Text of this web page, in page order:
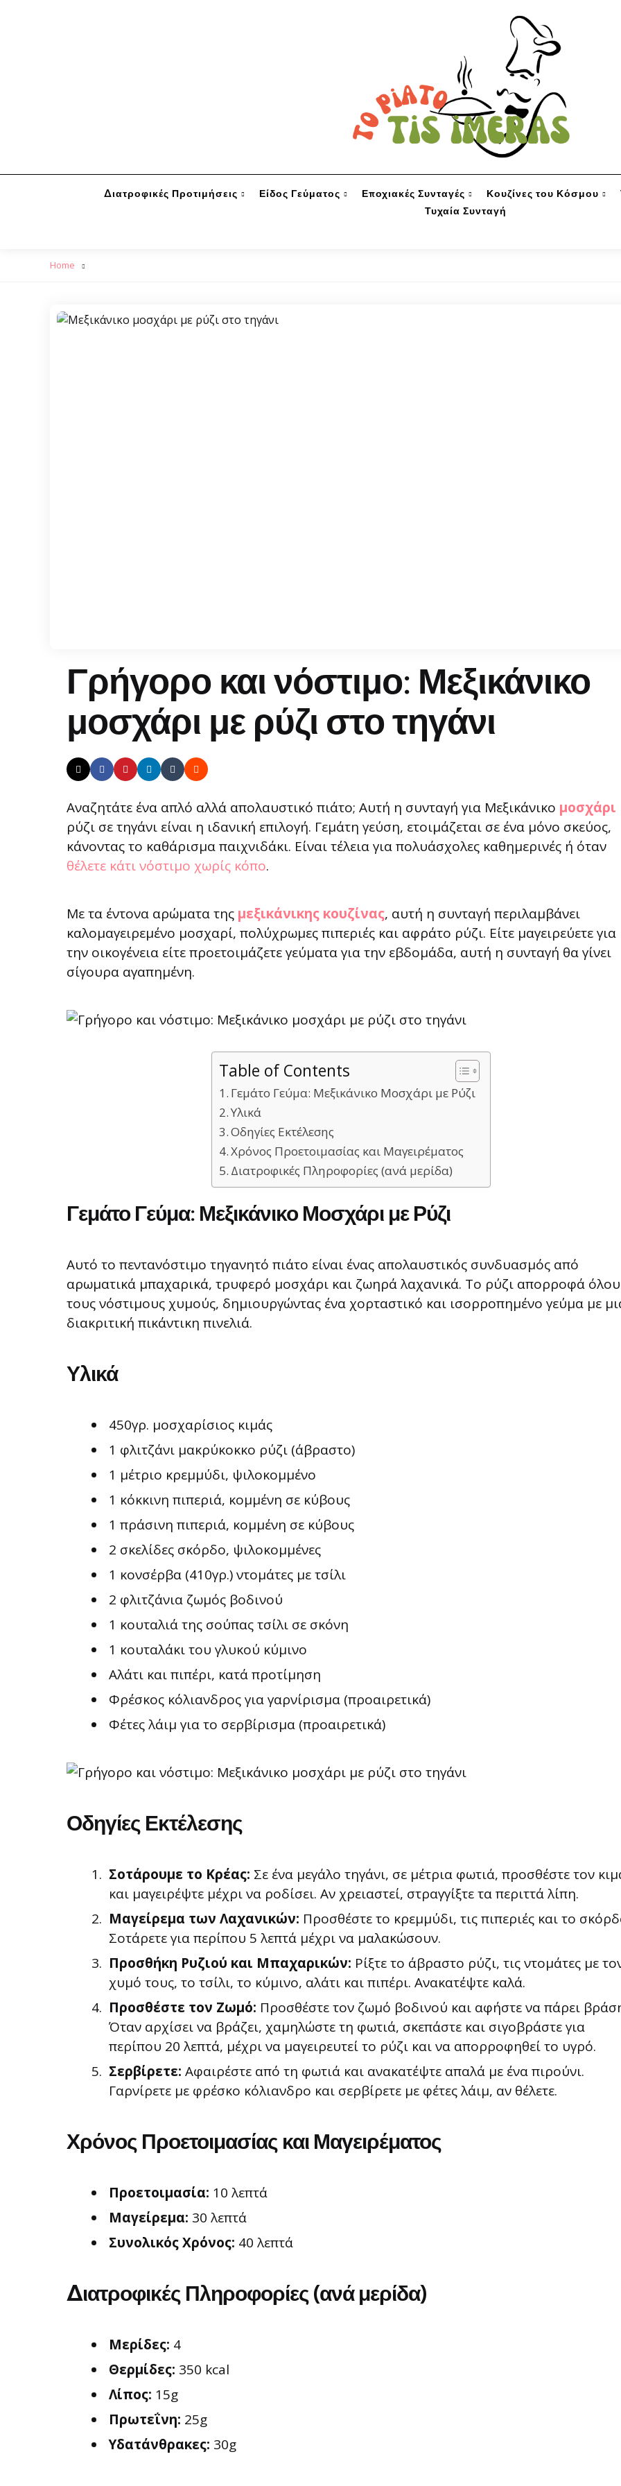
Διατροφικές Προτιμήσεις Είδος Γεύματος Εποχιακές Συνταγές Κουζίνες του Κόσμου
Τυχαία Συνταγή
Home
Γρήγορο και νόστιμο: Μεξικάνικο
μοσχάρι με ρύζι στο τηγάνι
Αναζητάτε ένα απλό αλλά απολαυστικό πιάτο; Αυτή η συνταγή για Μεξικάνικο μοσχάρι
ρύζι σε τηγάνι είναι η ιδανική επιλογή. Γεμάτη γεύση, ετοιμάζεται σε ένα μόνο σκεύος,
κάνοντας το καθάρισμα παιχνιδάκι. Είναι τέλεια για πολυάσχολες καθημερινές ή όταν
θέλετε κάτι νόστιμο χωρίς κόπο.
Με τα έντονα αρώματα της μεξικάνικης κουζίνας, αυτή η συνταγή περιλαμβάνει
καλομαγειρεμένο μοσχαρί, πολύχρωμες πιπεριές και αφράτο ρύζι. Είτε μαγειρεύετε για
την οικογένεια είτε προετοιμάζετε γεύματα για την εβδομάδα, αυτή η συνταγή θα γίνει
σίγουρα αγαπημένη.
Table of Contents
Γεμάτο Γεύμα: Μεξικάνικο Μοσχάρι με Ρύζι
Υλικά
Οδηγίες Εκτέλεσης
Χρόνος Προετοιμασίας και Μαγειρέματος
Διατροφικές Πληροφορίες (ανά μερίδα)
Γεμάτο Γεύμα: Μεξικάνικο Μοσχάρι με Ρύζι
Αυτό το πεντανόστιμο τηγανητό πιάτο είναι ένας απολαυστικός συνδυασμός από
αρωματικά μπαχαρικά, τρυφερό μοσχάρι και ζωηρά λαχανικά. Το ρύζι απορροφά
τους νόστιμους χυμούς, δημιουργώντας ένα χορταστικό και ισορροπημένο γεύμα με
διακριτική πικάντικη πινελιά.
Υλικά
450γρ. μοσχαρίσιος κιμάς
1 φλιτζάνι μακρύκοκκο ρύζι (άβραστο)
1 μέτριο κρεμμύδι, ψιλοκομμένο
1 κόκκινη πιπεριά, κομμένη σε κύβους
1 πράσινη πιπεριά, κομμένη σε κύβους
2 σκελίδες σκόρδο, ψιλοκομμένες
1 κονσέρβα (410γρ.) ντομάτες με τσίλι
2 φλιτζάνια ζωμός βοδινού
1 κουταλιά της σούπας τσίλι σε σκόνη
1 κουταλάκι του γλυκού κύμινο
Αλάτι και πιπέρι, κατά προτίμηση
Φρέσκος κόλιανδρος για γαρνίρισμα (προαιρετικά)
Φέτες λάιμ για το σερβίρισμα (προαιρετικά)
Οδηγίες Εκτέλεσης
Σοτάρουμε το Κρέας: Σε ένα μεγάλο τηγάνι, σε μέτρια φωτιά, προσθέστε τον
και μαγειρέψτε μέχρι να ροδίσει. Αν χρειαστεί, στραγγίξτε τα περιττά λίπη.
Μαγείρεμα των Λαχανικών: Προσθέστε το κρεμμύδι, τις πιπεριές και το
Σοτάρετε για περίπου 5 λεπτά μέχρι να μαλακώσουν.
Προσθήκη Ρυζιού και Μπαχαρικών: Ρίξτε το άβραστο ρύζι, τις ντομάτες με
χυμό τους, το τσίλι, το κύμινο, αλάτι και πιπέρι. Ανακατέψτε καλά.
Προσθέστε τον Ζωμό: Προσθέστε τον ζωμό βοδινού και αφήστε να πάρει
Όταν αρχίσει να βράζει, χαμηλώστε τη φωτιά, σκεπάστε και σιγοβράστε για
περίπου 20 λεπτά, μέχρι να μαγειρευτεί το ρύζι και να απορροφηθεί το υγρό.
Σερβίρετε: Αφαιρέστε από τη φωτιά και ανακατέψτε απαλά με ένα πιρούνι.
Γαρνίρετε με φρέσκο κόλιανδρο και σερβίρετε με φέτες λάιμ, αν θέλετε.
Χρόνος Προετοιμασίας και Μαγειρέματος
Προετοιμασία: 10 λεπτά
Μαγείρεμα: 30 λεπτά
Συνολικός Χρόνος: 40 λεπτά
Διατροφικές Πληροφορίες (ανά μερίδα)
Μερίδες: 4
Θερμίδες: 350 kcal
Λίπος: 15g
Πρωτεΐνη: 25g
Υδατάνθρακες: 30g